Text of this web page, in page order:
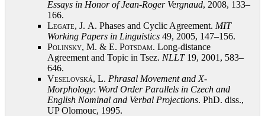
Essays in Honor of Jean-Roger Vergnaud, 2008, 133–
166.
Legate, J. A. Phases and Cyclic Agreement. MIT
Working Papers in Linguistics 49, 2005, 147–156.
Polinsky, M. & E. Potsdam. Long-distance
Agreement and Topic in Tsez. NLLT19, 2001, 583–
646.
Veselovská, L. Phrasal Movement and X-
Morphology: Word Order Parallels in Czech and
English Nominal and Verbal Projections. PhD. diss.,
UP Olomouc, 1995.